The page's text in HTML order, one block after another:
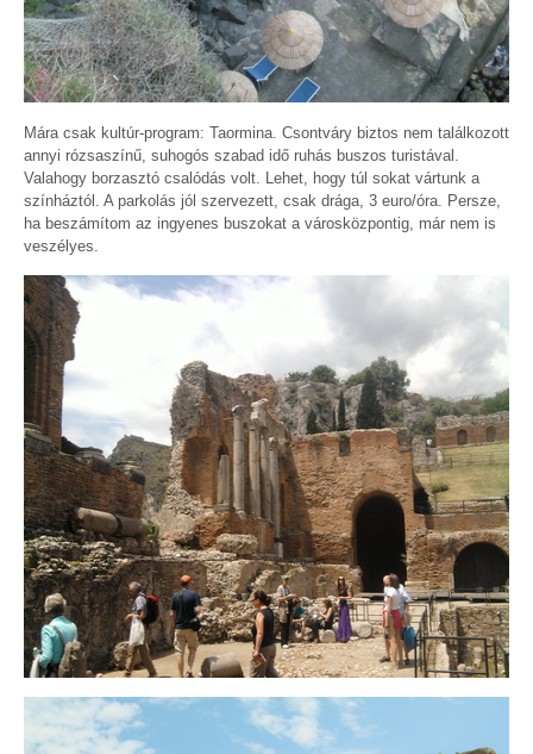
Mára csak kultúr-program: Taormina. Csontváry biztos nem találkozott
annyi rózsaszínű, suhogós szabad idő ruhás buszos turistával.
Valahogy borzasztó csalódás volt. Lehet, hogy túl sokat vártunk a
színháztól. A parkolás jól szervezett, csak drága, 3 euro/óra. Persze,
ha beszámítom az ingyenes buszokat a városközpontig, már nem is
veszélyes.